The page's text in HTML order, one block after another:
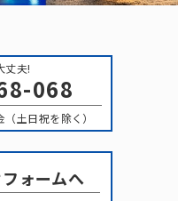
丈夫!
068
土日祝を除く）
ォームへ